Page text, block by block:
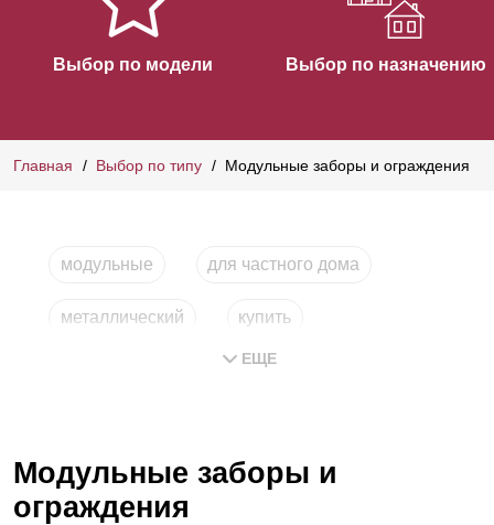
Выбор по модели Выбор по назначению
Главная Выбор по типу Модульные заборы и ограждения
модульные для частного дома
металлический купить
ЕЩЕ
Модульные заборы и
ограждения